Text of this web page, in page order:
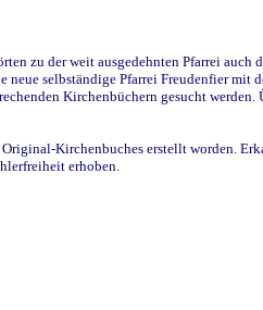
zu der weit ausgedehnten Pfarrei auch
selbständige Pfarrei Freudenfier mit
Kirchenbüchern gesucht werden.
Kirchenbuches erstellt worden.
erhoben.